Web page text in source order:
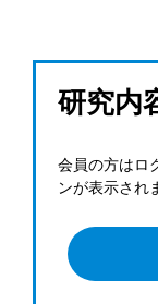
研究内
会員の方はロ
ンが表示され